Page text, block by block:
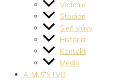
Vedenie
Štadión
Sieň slávy
História
Kontakt
Médiá
A-MUŽSTVO